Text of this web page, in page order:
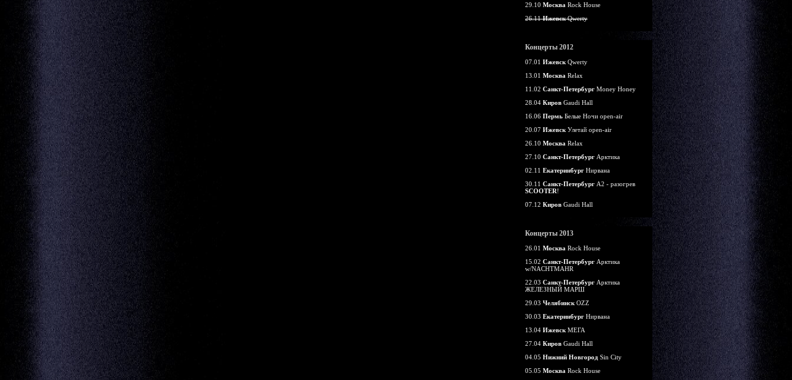
29.10 Москва Rock House
26.11ИжевскQwerty
Концерты 2012
07.01 Ижевск Qwerty
13.01 Москва Relax
11.02 Санкт-Петербург Money Honey
28.04 Киров Gaudi Hall
16.06 Пермь Белые Ночи open-air
20.07 Ижевск Улетай open-air
26.10 Москва Relax
27.10 Санкт-Петербург Арктика
02.11 Екатеринбург Нирвана
30.11 Санкт-Петербург А2 - разогрев
SCOOTER!
07.12 Киров Gaudi Hall
Концерты 2013
26.01 Москва Rock House
15.02 Санкт-Петербург Арктика
w/NACHTMAHR
22.03 Санкт-Петербург Арктика
ЖЕЛЕЗНЫЙ МАРШ
29.03 Челябинск OZZ
30.03 Екатеринбург Нирвана
13.04 Ижевск МЕГА
27.04 Киров Gaudi Hall
04.05 Нижний Новгород Sin City
05.05 Москва Rock House